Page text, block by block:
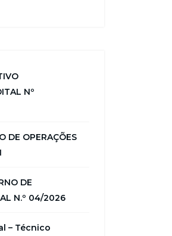
Nº
DE OPERAÇÕES
DE
N.º 04/2026
– Técnico